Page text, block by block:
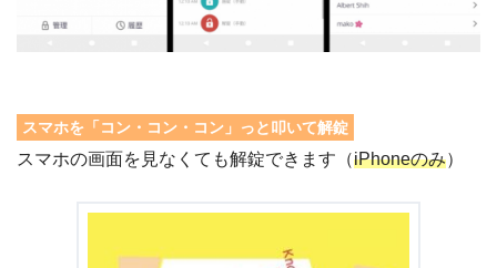
スマホを「コン・コン・コン」っと叩いて解錠
スマホの画面を見なくても解錠できます（iPhoneのみ）